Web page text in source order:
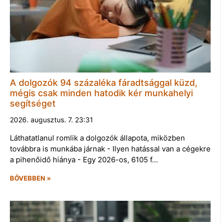
A dolgozók 94 százaléka fáradtsággal küzd,
mégis csak minden hatodik kér munkahelyi
segítséget
2026. augusztus. 7. 23:31
Láthatatlanul romlik a dolgozók állapota, miközben
továbbra is munkába járnak - Ilyen hatással van a cégekre
a pihenőidő hiánya - Egy 2026-os, 6105 f…
BŐVEBBEN »